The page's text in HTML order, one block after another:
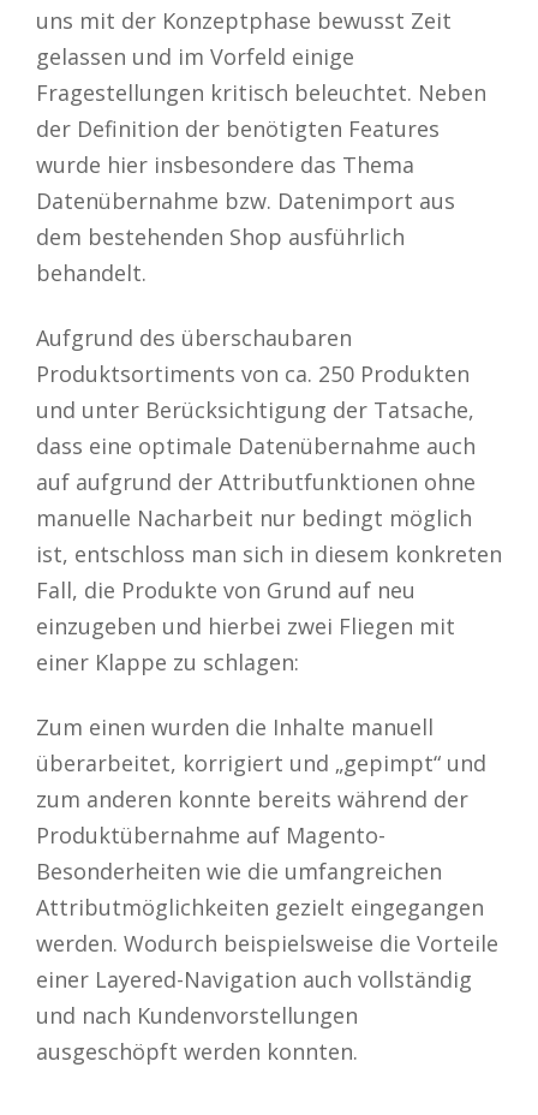
uns mit der Konzeptphase bewusst Zeit
gelassen und im Vorfeld einige
Fragestellungen kritisch beleuchtet. Neben
der Definition der benötigten Features
wurde hier insbesondere das Thema
Datenübernahme bzw. Datenimport aus
dem bestehenden Shop ausführlich
behandelt.
Aufgrund des überschaubaren
Produktsortiments von ca. 250 Produkten
und unter Berücksichtigung der Tatsache,
dass eine optimale Datenübernahme auch
auf aufgrund der Attributfunktionen ohne
manuelle Nacharbeit nur bedingt möglich
ist, entschloss man sich in diesem konkreten
Fall, die Produkte von Grund auf neu
einzugeben und hierbei zwei Fliegen mit
einer Klappe zu schlagen:
Zum einen wurden die Inhalte manuell
überarbeitet, korrigiert und „gepimpt“ und
zum anderen konnte bereits während der
Produktübernahme auf Magento-
Besonderheiten wie die umfangreichen
Attributmöglichkeiten gezielt eingegangen
werden. Wodurch beispielsweise die Vorteile
einer Layered-Navigation auch vollständig
und nach Kundenvorstellungen
ausgeschöpft werden konnten.